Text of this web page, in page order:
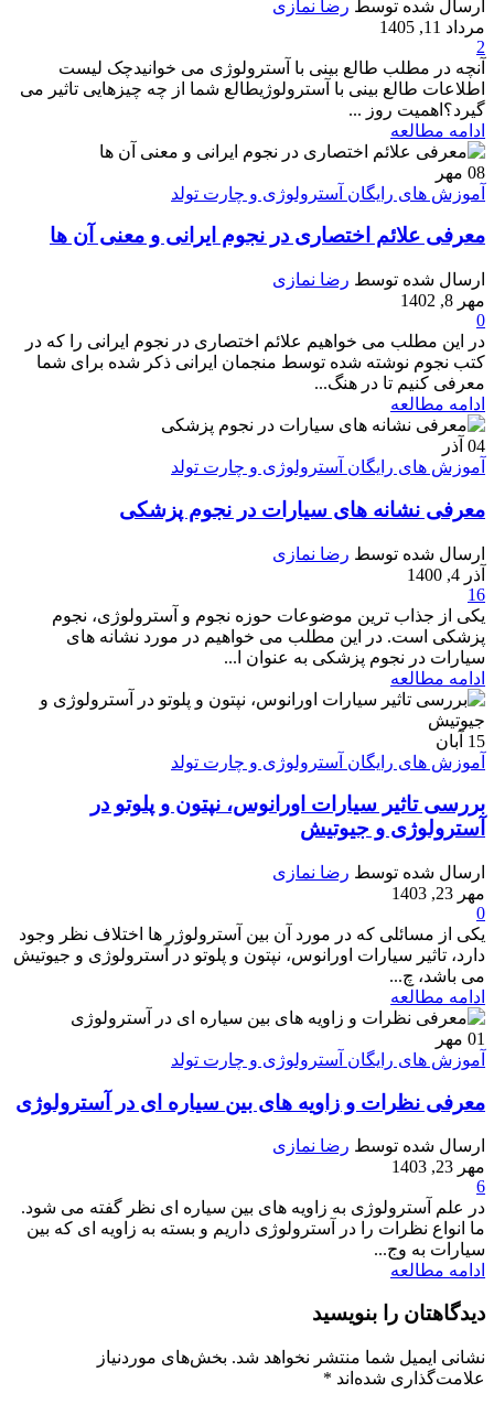
ارسال شده توسط رضا نمازی
مرداد 11, 1405
2
آنچه در مطلب طالع بینی با آسترولوژی می خوانیدچک لیست
اطلاعات طالع بینی با آسترولوژیطالع شما از چه چیزهایی تاثیر می
گیرد؟اهمیت روز ...
ادامه مطالعه
08 مهر
آموزش های رایگان آسترولوژی و چارت تولد
معرفی علائم اختصاری در نجوم ایرانی و معنی آن ها
ارسال شده توسط رضا نمازی
مهر 8, 1402
0
در این مطلب می خواهیم علائم اختصاری در نجوم ایرانی را که در
کتب نجوم نوشته شده توسط منجمان ایرانی ذکر شده برای شما
معرفی کنیم تا در هنگ...
ادامه مطالعه
04 آذر
آموزش های رایگان آسترولوژی و چارت تولد
معرفی نشانه های سیارات در نجوم پزشکی
ارسال شده توسط رضا نمازی
آذر 4, 1400
16
یکی از جذاب ترین موضوعات حوزه نجوم و آسترولوژی، نجوم
پزشکی است. در این مطلب می خواهیم در مورد نشانه های
سیارات در نجوم پزشکی به عنوان ا...
ادامه مطالعه
15 آبان
آموزش های رایگان آسترولوژی و چارت تولد
بررسی تاثیر سیارات اورانوس، نپتون و پلوتو در
آسترولوژی و جیوتیش
ارسال شده توسط رضا نمازی
مهر 23, 1403
0
یکی از مسائلی که در مورد آن بین آسترولوژر ها اختلاف نظر وجود
دارد، تاثیر سیارات اورانوس، نپتون و پلوتو در آسترولوژی و جیوتیش
می باشد، چ...
ادامه مطالعه
01 مهر
آموزش های رایگان آسترولوژی و چارت تولد
معرفی نظرات و زاویه های بین سیاره ای در آسترولوژی
ارسال شده توسط رضا نمازی
مهر 23, 1403
6
در علم آسترولوژی به زاویه های بین سیاره ای نظر گفته می شود.
ما انواع نظرات را در آسترولوژی داریم و بسته به زاویه ای که بین
سیارات به وج...
ادامه مطالعه
دیدگاهتان را بنویسید
نشانی ایمیل شما منتشر نخواهد شد. بخش‌های موردنیاز
علامت‌گذاری شده‌اند *